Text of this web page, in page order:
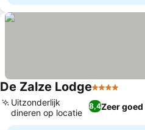
De Zalze Lodge4 Sterren
8,4Zeer goed
Uitzonderlijk
dineren op locatie